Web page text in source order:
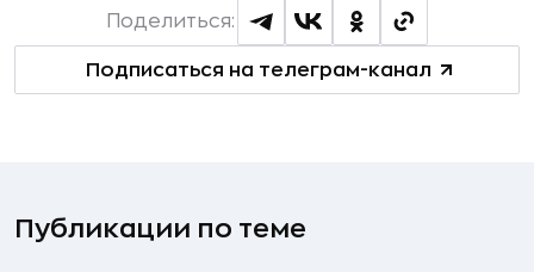
Подписаться на телеграм-канал
Поделиться:
Публикации по теме